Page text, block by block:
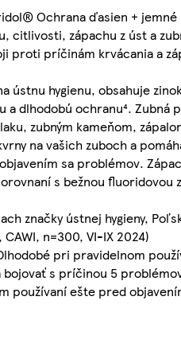
Ochrana ďasien +
zápachu z úst a
proti príčinám krvácania a
hygienu, obsahuje
dlhodobú ochranu⁴. Zubná
zubným kameňom,
na vašich zuboch a
sa problémov.
s bežnou fluoridovou
značky ústnej hygieny,
CAWI, n=300, VI-IX 2024)
pri pravidelnom
s príčinou 5
používaní ešte pred